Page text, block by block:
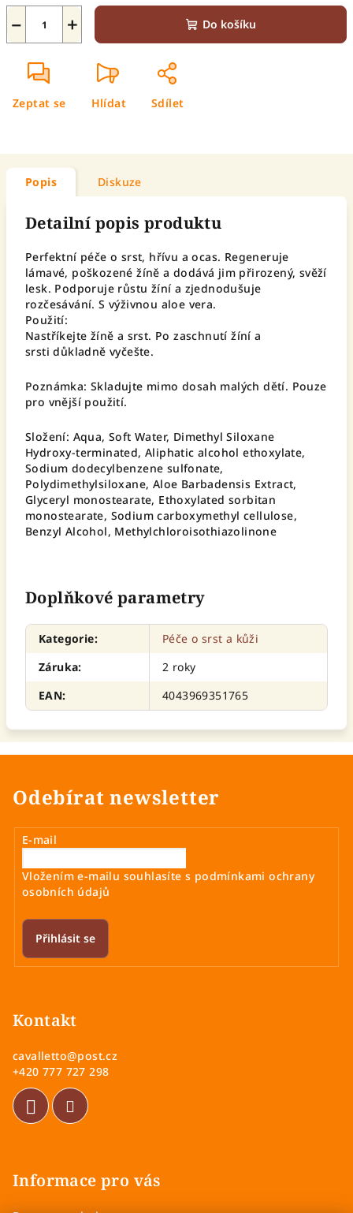
+
− Do košíku
Zeptat se Hlídat Sdílet
Popis Diskuze
Detailní popis produktu
Perfektní péče o srst, hřívu a ocas. Regeneruje
lámavé, poškozené žíně a dodává jim přirozený, svěží
lesk. Podporuje růstu žíní a zjednodušuje
rozčesávání. S výživnou aloe vera.
Použití:
Nastříkejte žíně a srst. Po zaschnutí žíní a
srsti důkladně vyčešte.
Poznámka: Skladujte mimo dosah malých dětí. Pouze
pro vnější použití.
Složení: Aqua, Soft Water, Dimethyl Siloxane
Hydroxy-terminated, Aliphatic alcohol ethoxylate,
Sodium dodecylbenzene sulfonate,
Polydimethylsiloxane, Aloe Barbadensis Extract,
Glyceryl monostearate, Ethoxylated sorbitan
monostearate, Sodium carboxymethyl cellulose,
Benzyl Alcohol, Methylchloroisothiazolinone
Doplňkové parametry
Kategorie:
Péče o srst a kůži
Záruka:
2 roky
EAN: 4043969351765
Odebírat newsletter
E-mail
Vložením e-mailu souhlasíte s podmínkami ochrany
osobních údajů
Přihlásit se
Kontakt
cavalletto@post.cz
+420 777 727 298
Informace pro vás